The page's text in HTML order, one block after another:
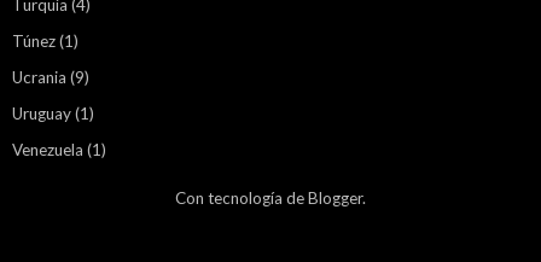
Turquía (4)
Túnez(1)
Ucrania (9)
Uruguay(1)
Venezuela (1)
Con tecnología deBlogger.